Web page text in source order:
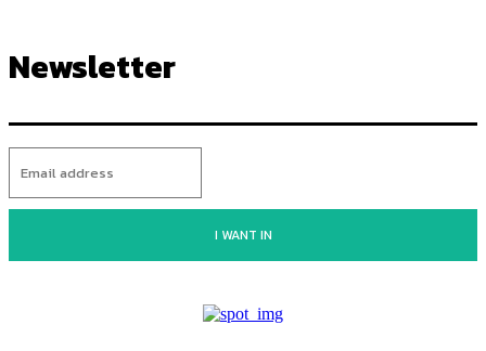
Newsletter
I WANT IN